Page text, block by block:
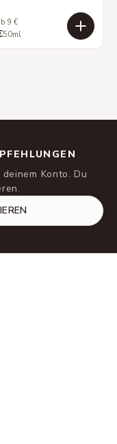
9 €
50ml
Konto. Du